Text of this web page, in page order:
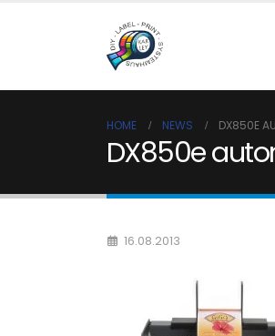
HOME NEWS DX850E
DX850e
16.08.2013